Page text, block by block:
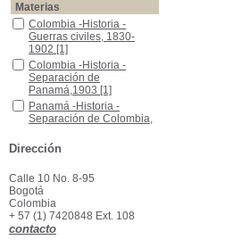
Materias
Colombia -Historia -Guerras civiles, 1830-1902
Colombia -Historia -
Guerras civiles, 1830-
1902 [1]
Colombia -Historia -Separación de Panamá,1903
Colombia -Historia -
Separación de
Panamá,1903 [1]
Panamá -Historia -Separación de Colombia, 1903
Panamá -Historia -
Separación de Colombia,
Venezuela -Historia -1900-1903
Venezuela -Historia
Dirección
Calle 10 No. 8-95
Bogotá
Colombia
+ 57 (1) 7420848 Ext. 108
contacto